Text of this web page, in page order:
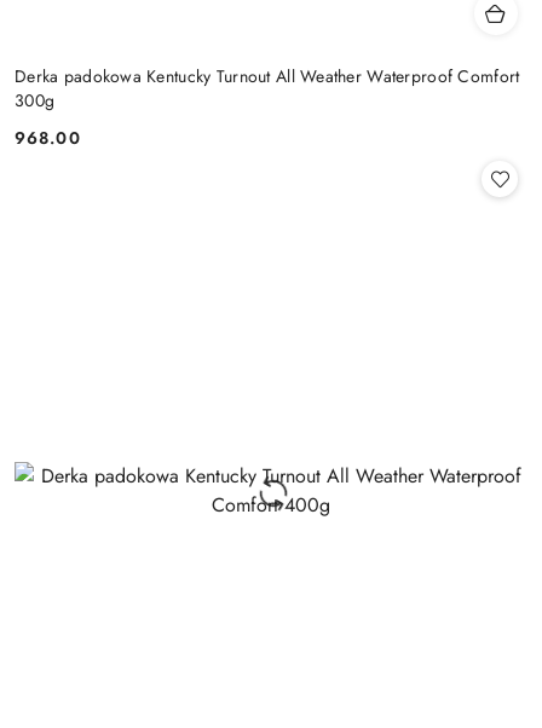
Derka padokowa Kentucky Turnout All Weather Waterproof Comfort
300g
Cena:
968.00